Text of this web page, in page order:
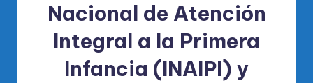
Nacional de Atención
Integral a la Primera
Infancia (INAIPI) y